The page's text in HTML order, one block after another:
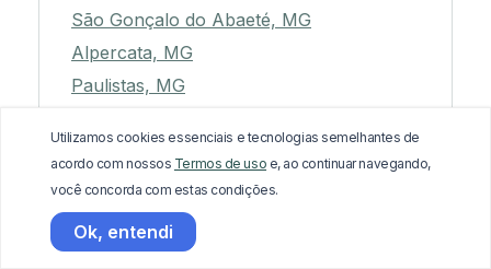
São Gonçalo do Abaeté, MG
Alpercata, MG
Paulistas, MG
Amparo do Serra, MG
Novorizonte, MG
Presidente Kubitschek, MG
Utilizamos cookies essenciais e tecnologias semelhantes de
acordo com nossos Termos de uso e, ao continuar navegando,
você concorda com estas condições.
Ok, entendi